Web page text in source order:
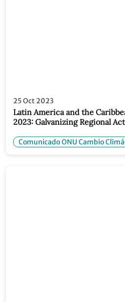
25 Oct 2023
Latin America and the
2023: Galvanizing Regional
Comunicado ONU Cambio